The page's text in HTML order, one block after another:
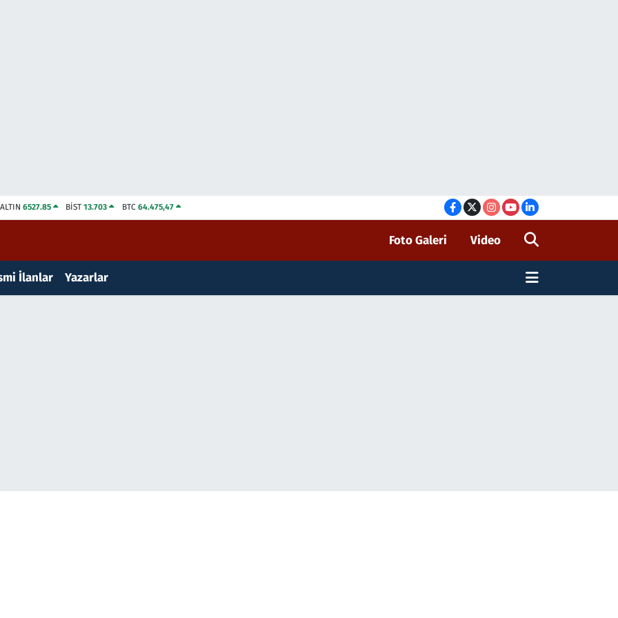
ALTIN 6527.85 BİST13.703 BTC 64.475,47
Foto Galeri Video
İlanlar Yazarlar